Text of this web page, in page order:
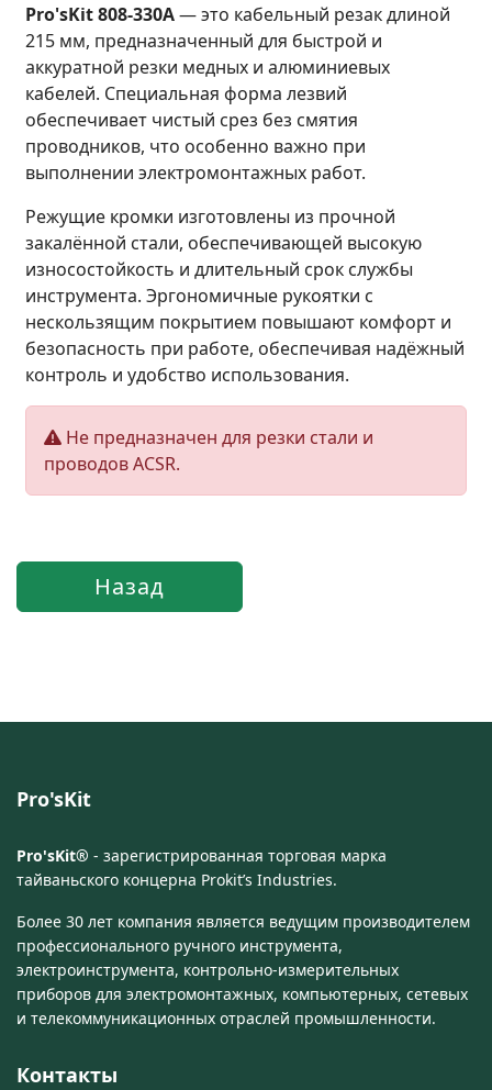
Pro'sKit 808-330A— это кабельный резак длиной
215 мм, предназначенный для быстрой и
аккуратной резки медных и алюминиевых
кабелей. Специальная форма лезвий
обеспечивает чистый срез без смятия
проводников, что особенно важно при
выполнении электромонтажных работ.
Режущие кромки изготовлены из прочной
закалённой стали, обеспечивающей высокую
износостойкость и длительный срок службы
инструмента. Эргономичные рукоятки с
нескользящим покрытием повышают комфорт и
безопасность при работе, обеспечивая надёжный
контроль и удобство использования.
Не предназначен для резки стали и
проводов ACSR.
Pro'sKit
Pro'sKit® - зарегистрированная торговая марка
тайваньского концерна Prokit’s Industries.
Более 30 лет компания является ведущим производителем
профессионального ручного инструмента,
электроинструмента, контрольно-измерительных
приборов для электромонтажных, компьютерных, сетевых
и телекоммуникационных отраслей промышленности.
Контакты